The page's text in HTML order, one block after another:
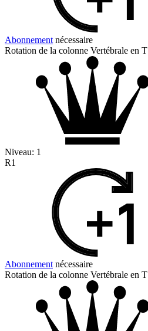
Abonnement nécessaire
Rotation de la colonne Vertébrale en T
Niveau: 1
R1
Abonnement nécessaire
Rotation de la colonne Vertébrale en T